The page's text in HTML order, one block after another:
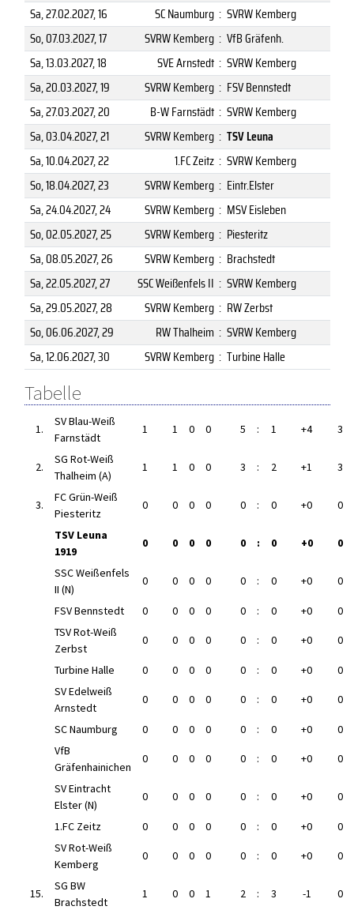
Sa, 27.02.2027, 16 SC Naumburg : SVRW Kemberg
So, 07.03.2027, 17 SVRW Kemberg : VfB Gräfenh.
Sa, 13.03.2027, 18 SVE Arnstedt : SVRW Kemberg
Sa, 20.03.2027, 19 SVRW Kemberg : FSV Bennstedt
Sa, 27.03.2027, 20 B-W Farnstädt : SVRW Kemberg
Sa, 03.04.2027, 21 SVRW Kemberg : TSV Leuna
Sa, 10.04.2027, 22 1.FC Zeitz : SVRW Kemberg
So, 18.04.2027, 23 SVRW Kemberg : Eintr.Elster
Sa, 24.04.2027, 24 SVRW Kemberg : MSV Eisleben
So, 02.05.2027, 25 SVRW Kemberg : Piesteritz
Sa, 08.05.2027, 26 SVRW Kemberg : Brachstedt
Sa, 22.05.2027, 27 SSC Weißenfels II : SVRW Kemberg
Sa, 29.05.2027, 28 SVRW Kemberg : RW Zerbst
So, 06.06.2027, 29 RW Thalheim : SVRW Kemberg
Sa, 12.06.2027, 30 SVRW Kemberg : Turbine Halle
Tabelle
1.
SV Blau-Weiß
Farnstädt
1 1 0 0 5 : 1 +4 3
2.
SG Rot-Weiß
Thalheim (A)
1 1 0 0 3 : 2 +1 3
3.
FC Grün-Weiß
Piesteritz
0 0 0 0 0 : 0 +0 0
TSV Leuna
1919
0 0 0 0 0 : 0 +0 0
SSC Weißenfels
II (N)
0 0 0 0 0 : 0 +0 0
FSV Bennstedt 0 0 0 0 0 : 0 +0
0
TSV Rot-Weiß
Zerbst
0 0 0 0 0 : 0 +0 0
Turbine Halle 0 0 0 0 0 : 0 +0
0
SV Edelweiß
Arnstedt
0 0 0 0 0 : 0 +0 0
SC Naumburg 0 0 0 0 0 : 0 +0
0
VfB
Gräfenhainichen
0 0 0 0 0 : 0 +0 0
SV Eintracht
Elster (N)
0 0 0 0 0 : 0 +0 0
1.FC Zeitz 0 0 0 0 0 : 0 +0
0
SV Rot-Weiß
Kemberg
0 0 0 0 0 : 0 +0 0
15.
SG BW
Brachstedt
1 0 0 1 2 : 3 -1 0